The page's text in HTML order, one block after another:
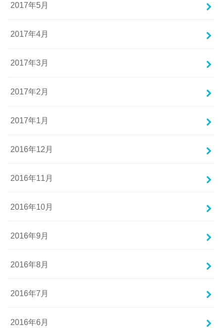
2017年5月
2017年4月
2017年3月
2017年2月
2017年1月
2016年12月
2016年11月
2016年10月
2016年9月
2016年8月
2016年7月
2016年6月